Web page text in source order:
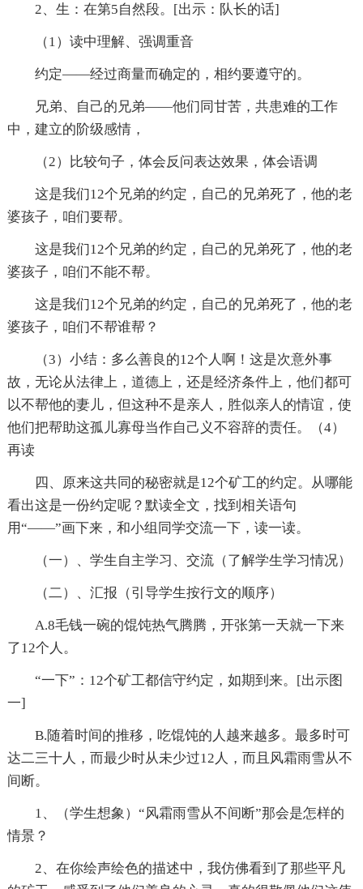
2、生：在第5自然段。[出示：队长的话]
（1）读中理解、强调重音
约定——经过商量而确定的，相约要遵守的。
兄弟、自己的兄弟——他们同甘苦，共患难的工作
中，建立的阶级感情，
（2）比较句子，体会反问表达效果，体会语调
这是我们12个兄弟的约定，自己的兄弟死了，他的老
婆孩子，咱们要帮。
这是我们12个兄弟的约定，自己的兄弟死了，他的老
婆孩子，咱们不能不帮。
这是我们12个兄弟的约定，自己的兄弟死了，他的老
婆孩子，咱们不帮谁帮？
（3）小结：多么善良的12个人啊！这是次意外事
故，无论从法律上，道德上，还是经济条件上，他们都可
以不帮他的妻儿，但这种不是亲人，胜似亲人的情谊，使
他们把帮助这孤儿寡母当作自己义不容辞的责任。（4）
再读
四、原来这共同的秘密就是12个矿工的约定。从哪能
看出这是一份约定呢？默读全文，找到相关语句
用“——”画下来，和小组同学交流一下，读一读。
（一）、学生自主学习、交流（了解学生学习情况）
（二）、汇报（引导学生按行文的顺序）
A.8毛钱一碗的馄饨热气腾腾，开张第一天就一下来
了12个人。
“一下”：12个矿工都信守约定，如期到来。[出示图
一]
B.随着时间的推移，吃馄饨的人越来越多。最多时可
达二三十人，而最少时从未少过12人，而且风霜雨雪从不
间断。
1、（学生想象）“风霜雨雪从不间断”那会是怎样的
情景？
2、在你绘声绘色的描述中，我仿佛看到了那些平凡